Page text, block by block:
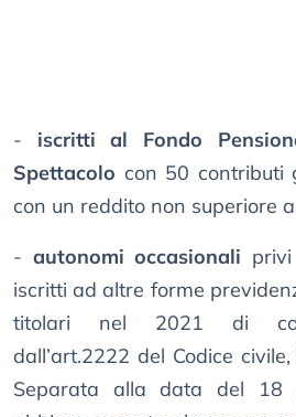
- iscritti al Fondo
Spettacolo con 50 contributi
con un reddito non superiore
- autonomi occasionali
iscritti ad altre forme
titolari nel 2021 di
dall’art.2222 del Codice
Separata alla data del 18